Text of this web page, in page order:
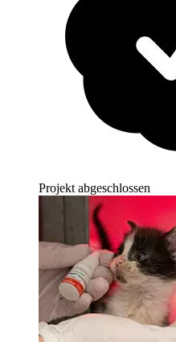
Projekt abgeschlossen